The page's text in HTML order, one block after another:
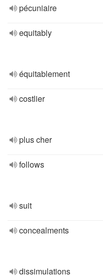
pécuniaire
equitably
équitablement
costlier
plus cher
follows
suit
concealments
dissimulations